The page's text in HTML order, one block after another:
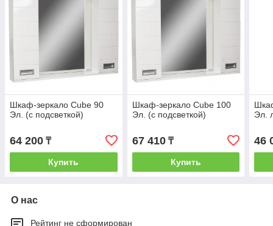
Шкаф-зеркало Cube 90
Эл. (с подсветкой)
64 200 ₸
Купить
Шкаф-зеркало Cube 100
Эл. (с подсветкой)
67 410₸
Купить
Эл.
46
О нас
Рейтинг не сформирован